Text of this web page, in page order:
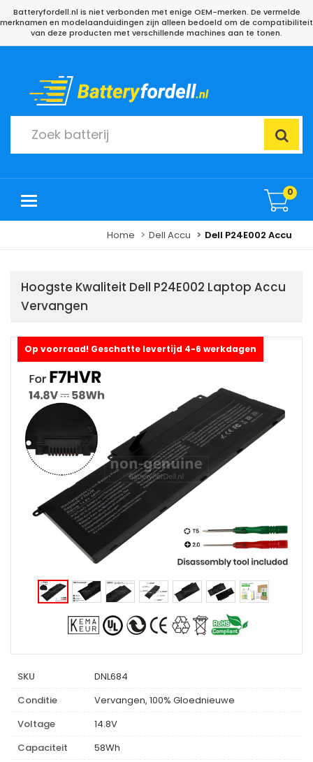
Batteryfordell.nl is niet verbonden met enige OEM-merken. De vermelde
merknamen en modelaanduidingen zijn alleen bedoeld om de compatibiliteit
van deze producten met verschillende machines aan te tonen.
0
Home Dell Accu Dell P24E002 Accu
Hoogste Kwaliteit Dell P24E002 Laptop Accu
Vervangen
Op voorraad! Geschatte levertijd 4-6 werkdagen
SKU
DNL684
Conditie
Vervangen, 100% Gloednieuwe
Voltage
14.8V
Capaciteit
58Wh